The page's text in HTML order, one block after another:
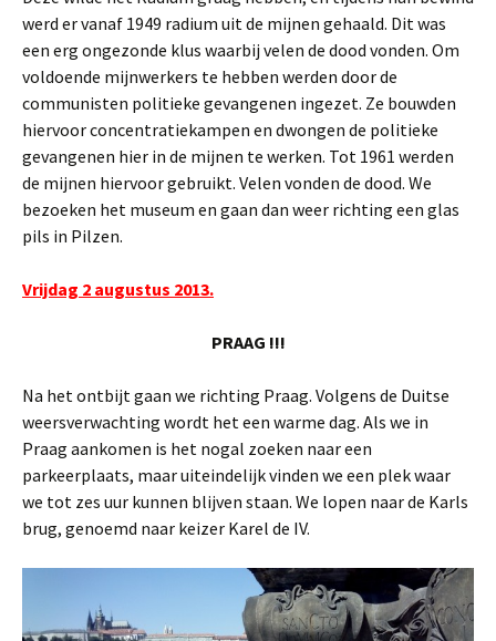
werd er vanaf 1949 radium uit de mijnen gehaald. Dit was
een erg ongezonde klus waarbij velen de dood vonden. Om
voldoende mijnwerkers te hebben werden door de
communisten politieke gevangenen ingezet. Ze bouwden
hiervoor concentratiekampen en dwongen de politieke
gevangenen hier in de mijnen te werken. Tot 1961 werden
de mijnen hiervoor gebruikt. Velen vonden de dood. We
bezoeken het museum en gaan dan weer richting een glas
pils in Pilzen.
Vrijdag 2 augustus 2013.
PRAAG !!!
Na het ontbijt gaan we richting Praag. Volgens de Duitse
weersverwachting wordt het een warme dag. Als we in
Praag aankomen is het nogal zoeken naar een
parkeerplaats, maar uiteindelijk vinden we een plek waar
we tot zes uur kunnen blijven staan. We lopen naar de Karls
brug, genoemd naar keizer Karel de IV.